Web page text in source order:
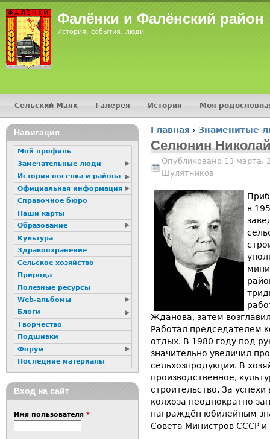
Фалёнки и Фалёнский район
История, события, люди
Вы здесь
Главная › Знаменитые
Селюнин
Опубликовано 13 марта,
Шулятников
в
Жданова, затем
Работал председателем
отдых. В 1980 году под
значительно увеличил
сельхозпродукции. В
производственное,
строительство. За успехи
колхоза неоднократно
награждён юбилейным
Совета Министров СССР
Главное меню
Сельский Маяк Галерея История Моя
16+
Навигация
Мой профиль
Замечательные люди
История посёлка и района
Официальная информация
Справочное бюро
Наши карты
Образование
Культура
Здравоохранение
Сельское хозяйство
Природа
Полезные ресурсы
Web-альбомы
Блоги
Творчество
Подшивки
Форум
Последние материалы
Вход на сайт
Имя пользователя *